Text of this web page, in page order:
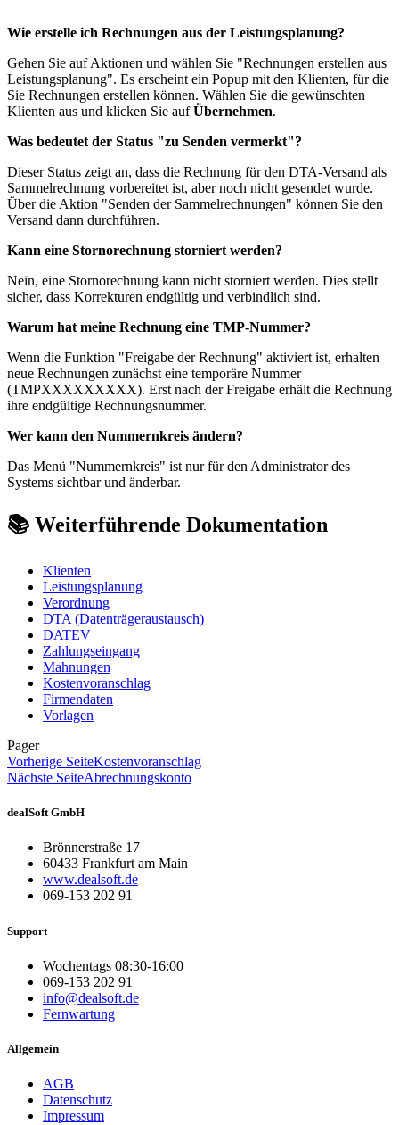
Wie erstelle ich Rechnungen aus der Leistungsplanung?
Gehen Sie auf Aktionen und wählen Sie "Rechnungen erstellen aus
Leistungsplanung". Es erscheint ein Popup mit den Klienten, für die
Sie Rechnungen erstellen können. Wählen Sie die gewünschten
Klienten aus und klicken Sie aufÜbernehmen.
Was bedeutet der Status "zu Senden vermerkt"?
Dieser Status zeigt an, dass die Rechnung für den DTA-Versand als
Sammelrechnung vorbereitet ist, aber noch nicht gesendet wurde.
Über die Aktion "Senden der Sammelrechnungen" können Sie den
Versand dann durchführen.
Kann eine Stornorechnung storniert werden?
Nein, eine Stornorechnung kann nicht storniert werden. Dies stellt
sicher, dass Korrekturen endgültig und verbindlich sind.
Warum hat meine Rechnung eine TMP-Nummer?
Wenn die Funktion "Freigabe der Rechnung" aktiviert ist, erhalten
neue Rechnungen zunächst eine temporäre Nummer
(TMPXXXXXXXXX). Erst nach der Freigabe erhält die Rechnung
ihre endgültige Rechnungsnummer.
Wer kann den Nummernkreis ändern?
Das Menü "Nummernkreis" ist nur für den Administrator des
Systems sichtbar und änderbar.
📚 Weiterführende Dokumentation
Klienten
Leistungsplanung
Verordnung
DTA (Datenträgeraustausch)
DATEV
Zahlungseingang
Mahnungen
Kostenvoranschlag
Firmendaten
Vorlagen
Pager
Vorherige SeiteKostenvoranschlag
Nächste SeiteAbrechnungskonto
dealSoft GmbH
Brönnerstraße 17
60433 Frankfurt am Main
www.dealsoft.de
069-153 202 91
Support
Wochentags 08:30-16:00
069-153 202 91
info@dealsoft.de
Fernwartung
Allgemein
AGB
Datenschutz
Impressum